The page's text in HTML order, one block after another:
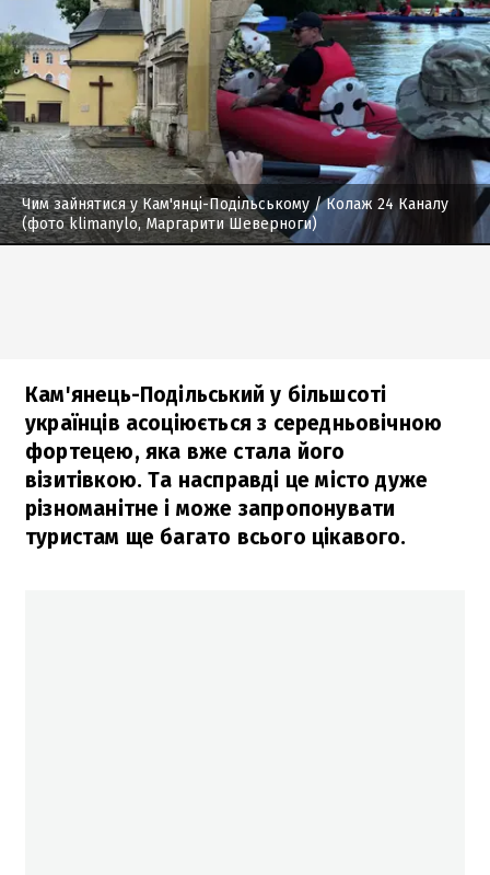
Чим зайнятися у Кам'янці-Подільському / Колаж 24 Каналу
(фото klimanylo, Маргарити Шеверноги)
Кам'янець-Подільський у більшсоті
українців асоціюється з середньовічною
фортецею, яка вже стала його
візитівкою. Та насправді це місто дуже
різноманітне і може запропонувати
туристам ще багато всього цікавого.